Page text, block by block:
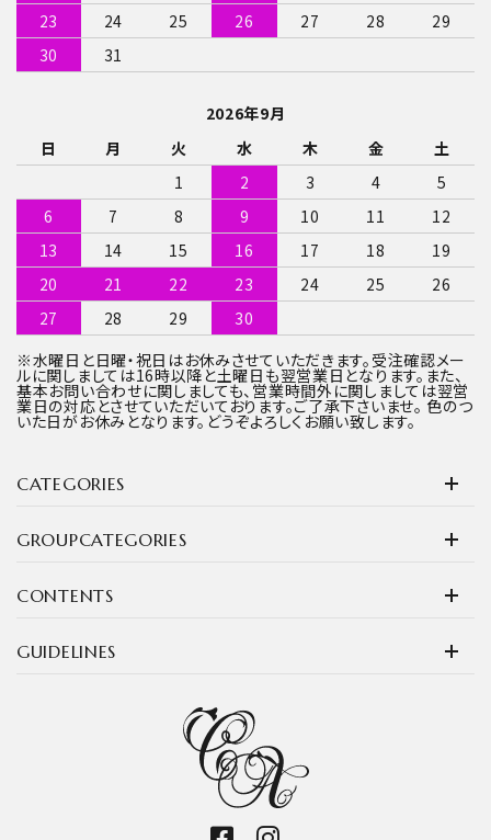
CATEGORIES
GROUPCATEGORIES
CONTENTS
23
24 25 26 27 28
29
30
31
2026年9月
日
月 火 水 木 金
土
1
2 3 4
5
6
7 8 9 10 11
12
13
14 15 16 17 18
19
20
21 22 23 24 25
26
27
28 29
30
※水曜日と日曜・祝日はお休みさせていただきます。受注確認メー
ルに関しましては16時以降と土曜日も翌営業日となります。また、
基本お問い合わせに関しましても、営業時間外に関しましては翌営
業日の対応とさせていただいております。ご了承下さいませ。 色のつ
いた日がお休みとなります。どうぞよろしくお願い致します。
GUIDELINES